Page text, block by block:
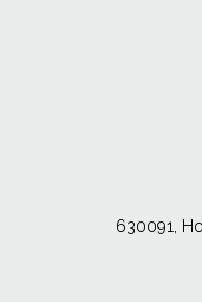
630091,